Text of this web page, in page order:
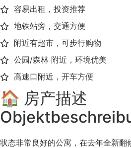
容易出租，投资推荐
地铁站旁，交通方便
附近有超市，可步行购物
公园/森林 附近，环境优美
高速口附近，开车方便
🏠 房产描述
状态非常良好的公寓，在去年全新翻